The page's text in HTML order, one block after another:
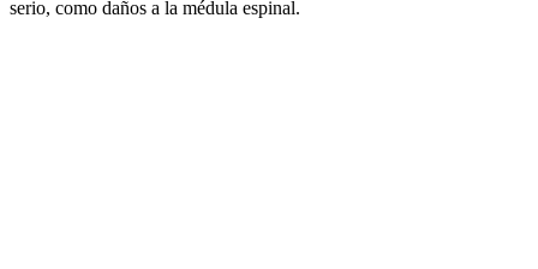
serio, como daños a la médula espinal.